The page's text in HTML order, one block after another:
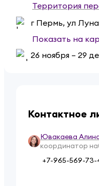
Территория
г Пермь, ул
Показать на
26 ноября – 29
Контактное
Ювакаева
координатор
+7-965-569-73-